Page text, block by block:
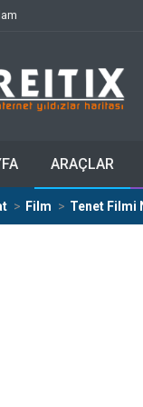
ARAÇLAR
Film Tenet Filmi